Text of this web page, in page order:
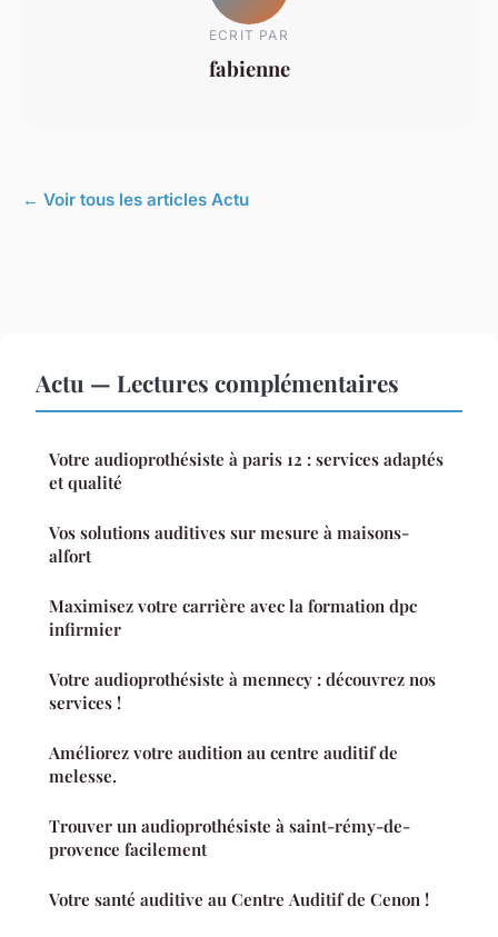
ECRIT PAR
fabienne
← Voir tous les articles Actu
Actu — Lectures complémentaires
Votre audioprothésiste à paris 12 : services adaptés
et qualité
Vos solutions auditives sur mesure à maisons-
alfort
Maximisez votre carrière avec la formation dpc
infirmier
Votre audioprothésiste à mennecy : découvrez nos
services !
Améliorez votre audition au centre auditif de
melesse.
Trouver un audioprothésiste à saint-rémy-de-
provence facilement
Votre santé auditive au Centre Auditif de Cenon !